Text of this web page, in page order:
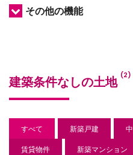
その他の機能
建築条件なしの土地 (2)
すべて 新築戸建
賃貸物件
新築マンション
top-